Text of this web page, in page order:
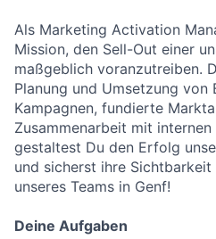
Als Marketing Activation
Mission, den Sell-Out einer
maßgeblich voranzutreiben.
Planung und Umsetzung von
Kampagnen, fundierte
Zusammenarbeit mit
gestaltest Du den Erfolg
und sicherst ihre Sichtbarkeit
unseres Teams in Genf!
Deine Aufgaben